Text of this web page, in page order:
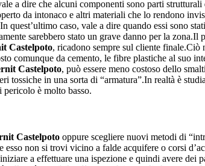
a dire che alcuni componenti sono parti
da intonaco e altri materiali che lo rendono
caso, vale a dire quando essi sono
sarebbero stato un grave danno per la
Castelpoto, ricadono sempre sul cliente finale.Ciò
comunque da cemento, le fibre plastiche al suo
Castelpoto, può essere meno costoso dello
in una sorta di “armatura”.In realtà è
pericolo è molto basso.
Castelpoto oppure scegliere nuovi metodi di
non si trovi vicino a falde acquifere o corsi
a effettuare una ispezione e quindi avere dei